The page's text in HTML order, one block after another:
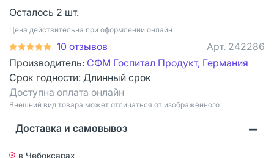
Осталось 2 шт.
Цена действительна при оформлении онлайн
10 отзывов Арт. 242286
Производитель: СФМ Госпитал Продукт, Германия
Срок годности: Длинный срок
Доступна оплата онлайн
Bнешний вид товара может отличаться от изображённого
Доставка и самовывоз
в Чебоксарах